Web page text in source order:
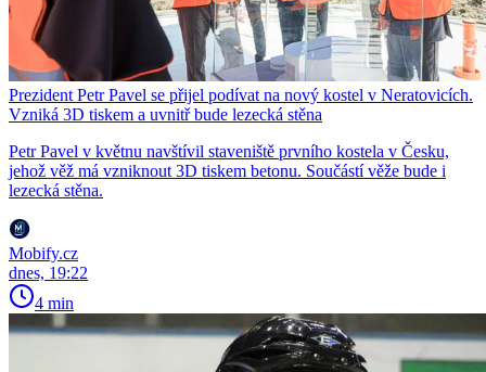
Prezident Petr Pavel se přijel podívat na nový kostel v Neratovicích.
Vzniká 3D tiskem a uvnitř bude lezecká stěna
Petr Pavel v květnu navštívil staveniště prvního kostela v Česku,
jehož věž má vzniknout 3D tiskem betonu. Součástí věže bude i
lezecká stěna.
Mobify.cz
dnes, 19:22
4 min